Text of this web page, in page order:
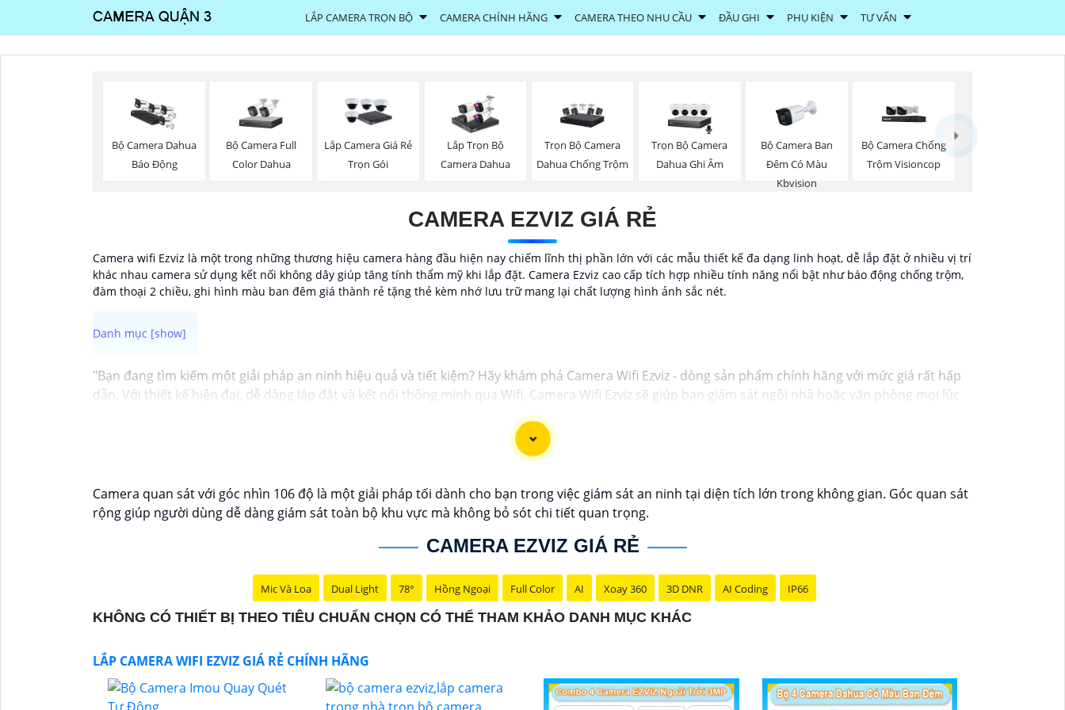
LẮP CAMERA TRỌN BỘ CAMERA CHÍNH HÃNG CAMERA THEO NHU CẦU ĐẦU GHI PHỤ KIỆN TƯ VẤN
Bộ Camera Dahua
Báo Động
Bộ Camera Full
Color Dahua
Lắp Camera Giá Rẻ
Trọn Gói
Lắp Trọn Bộ
Camera Dahua
Trọn Bộ Camera
Dahua Chống Trộm
Trọn Bộ Camera
Dahua Ghi Âm
Bộ Camera Ban
Đêm Có Màu
Kbvision
Bộ Camera Chống
Trộm Visioncop
CAMERA EZVIZ GIÁ RẺ
Camera wifi Ezviz là một trong những thương hiệu camera hàng đầu hiện nay chiếm lĩnh thị phần lớn với các mẫu thiết kế đa dạng linh hoạt, dễ lắp đặt ở nhiều vị trí
khác nhau camera sử dụng kết nối không dây giúp tăng tính thẩm mỹ khi lắp đặt. Camera Ezviz cao cấp tích hợp nhiều tính năng nổi bật như báo động chống trộm,
đàm thoại 2 chiều, ghi hình màu ban đêm giá thành rẻ tặng thẻ kèm nhớ lưu trữ mang lại chất lượng hình ảnh sắc nét.
"Bạn đang tìm kiếm một giải pháp an ninh hiệu quả và tiết kiệm? Hãy khám phá Camera Wifi Ezviz - dòng sản phẩm chính hãng với mức giá rất hấp
dẫn. Với thiết kế hiện đại, dễ dàng lắp đặt và kết nối thông minh qua Wifi, Camera Wifi Ezviz sẽ giúp bạn giám sát ngôi nhà hoặc văn phòng mọi lúc
Không chỉ vậy, sản phẩm cũng mang lại chất lượng hình ảnh sắc nét và độ phân giải cao, cho phép bạn theo dõi mọi hoạt động một cách dễ dàng.
Đừng bỏ lỡ cơ hội sở hữu Camera Wifi Ezviz giá rẻ chính hãng để bảo vệ tài sản và gia đình của bạn ngay hôm nay!"
Camera quan sát với góc nhìn 106 độ là một giải pháp tối dành cho bạn trong việc giám sát an ninh tại diện tích lớn trong không gian. Góc quan sát
rộng giúp người dùng dễ dàng giám sát toàn bộ khu vực mà không bỏ sót chi tiết quan trọng.
CAMERA EZVIZ GIÁ RẺ
Mic Và Loa Dual Light 78° Hồng Ngoại Full Color AI Xoay 360 3D DNR AI Coding IP66
KHÔNG CÓ THIẾT BỊ THEO TIÊU CHUẨN CHỌN CÓ THỂ THAM KHẢO DANH MỤC KHÁC
LẮP CAMERA WIFI EZVIZ GIÁ RẺ CHÍNH HÃNG